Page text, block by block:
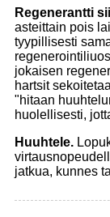
Regenerantti
asteittain pois
tyypillisesti
jokaisen
hartsit
"hitaan
huolellisesti,
Huuhtele.
jatkua, kunnes